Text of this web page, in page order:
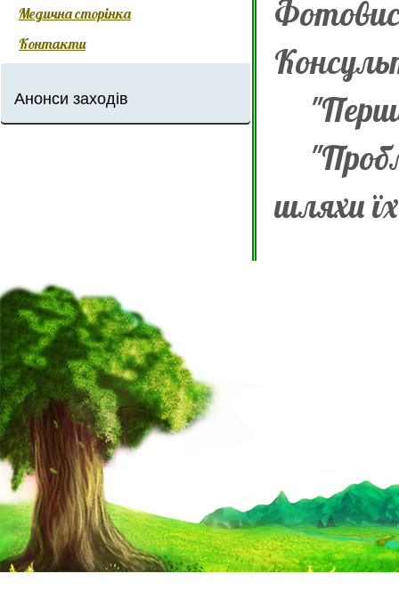
Медична сторінка
Контакти
Анонси заходів
шляхи